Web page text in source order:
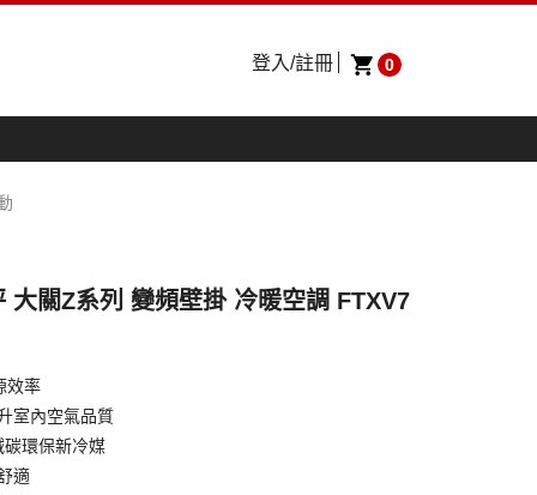
0
登入/註冊
大關Z系列 變頻壁掛 冷暖空調 FTXV7
效率
室內空氣品質
環保新冷媒
適